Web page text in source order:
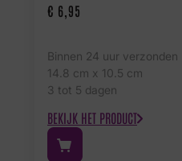
€ 6,95
Binnen 24 uur verzonden
14.8 cm x 10.5 cm
3 tot 5 dagen
BEKIJK HET PRODUCT